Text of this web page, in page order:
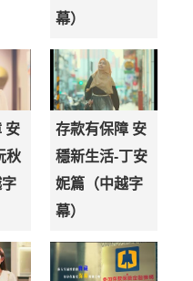
幕）
安
秋
存款有保障 安
穩新生活-丁安
妮篇（中越字
幕）